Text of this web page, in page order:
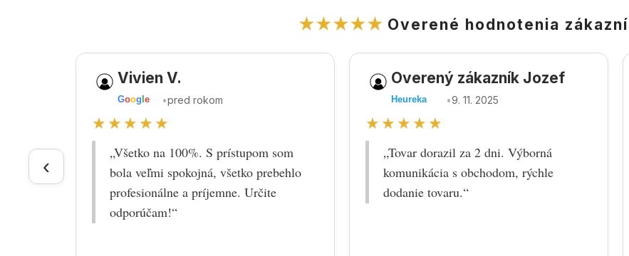
★★★★★ Overené hodnotenia
‹
Vivien V.
Goog le •pred rokom
★★★★★
„Všetko na 100%. S prístupom som
bola veľmi spokojná, všetko prebehlo
profesionálne a príjemne. Určite
odporúčam!“
Overený zákazník Jozef
Heureka •9. 11. 2025
★★★★★
„Tovar dorazil za 2 dni. Výborná
komunikácia s obchodom, rýchle
dodanie tovaru.“